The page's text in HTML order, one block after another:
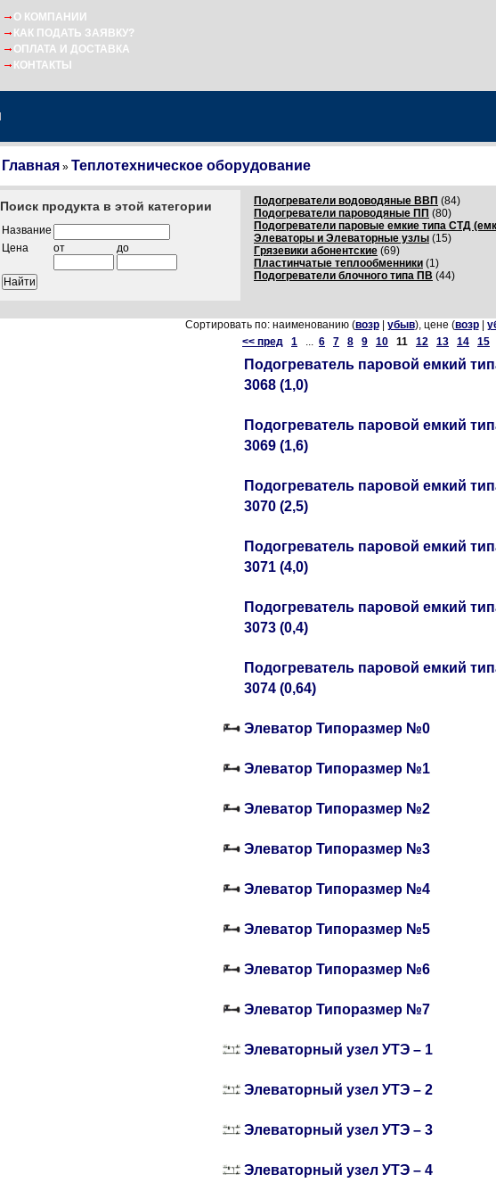
О КОМПАНИИ
КАК ПОДАТЬ ЗАЯВКУ?
ОПЛАТА И ДОСТАВКА
КОНТАКТЫ
Главная » Теплотехническое оборудование
Поиск продукта в этой категории
Название
Цена
от до
Подогреватели водоводяные ВВП (84)
Подогреватели пароводяные ПП (80)
Подогреватели паровые емкие типа СТД
Элеваторы и Элеваторные узлы (15)
Грязевики абонентские (69)
Пластинчатые теплообменники (1)
Подогреватели блочного типа ПВ (44)
Сортировать по: наименованию (возр| убыв), цене (возр|
<< пред
1 ... 6 7 8 9 10 11 12 13 14 15
Подогреватель паровой емкий
3068 (1,0)
Подогреватель паровой емкий
3069 (1,6)
Подогреватель паровой емкий
3070 (2,5)
Подогреватель паровой емкий
3071 (4,0)
Подогреватель паровой емкий
3073 (0,4)
Подогреватель паровой емкий
3074 (0,64)
Элеватор Типоразмер №0
Элеватор Типоразмер №1
Элеватор Типоразмер №2
Элеватор Типоразмер №3
Элеватор Типоразмер №4
Элеватор Типоразмер №5
Элеватор Типоразмер №6
Элеватор Типоразмер №7
Элеваторный узел УТЭ – 1
Элеваторный узел УТЭ – 2
Элеваторный узел УТЭ – 3
Элеваторный узел УТЭ – 4